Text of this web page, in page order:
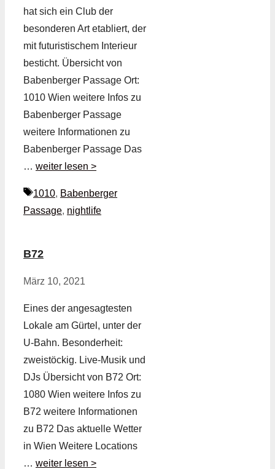
hat sich ein Club der
besonderen Art etabliert, der
mit futuristischem Interieur
besticht. Übersicht von
Babenberger Passage Ort:
1010 Wien weitere Infos zu
Babenberger Passage
weitere Informationen zu
Babenberger Passage Das
… weiter lesen >
Schlagwörter
1010, Babenberger
Passage, nightlife
B72
März 10, 2021
Eines der angesagtesten
Lokale am Gürtel, unter der
U-Bahn. Besonderheit:
zweistöckig. Live-Musik und
DJs Übersicht von B72 Ort:
1080 Wien weitere Infos zu
B72 weitere Informationen
zu B72 Das aktuelle Wetter
in Wien Weitere Locations
… weiter lesen >